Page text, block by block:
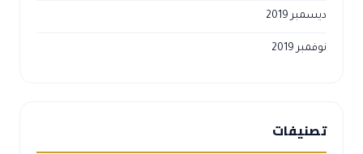
ديسمبر 2019
نوفمبر 2019
تصنيفات